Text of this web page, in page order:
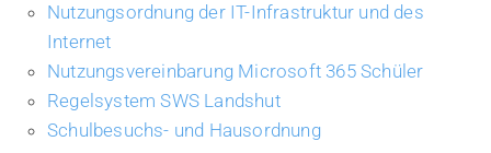
Nutzungsordnung der IT-Infrastruktur und des
Internet
Nutzungsvereinbarung Microsoft 365 Schüler
Regelsystem SWS Landshut
Schulbesuchs- und Hausordnung